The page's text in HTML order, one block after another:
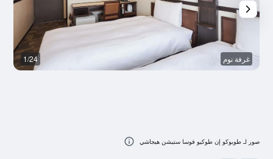
غرفة نوم 1/24
صور لـ طويوكو إن طوكيو فوسا ستيشن هيجاشي